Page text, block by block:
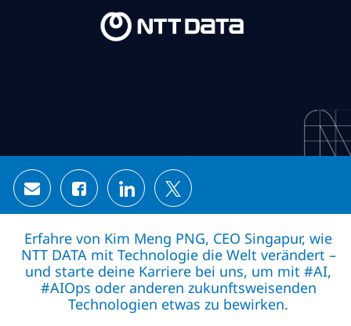
Share via email
Share via Facebook
Share via LinkedIn
Share via twitter
Erfahre von Kim Meng PNG, CEO Singapur, wie
NTT DATA mit Technologie die Welt verändert –
und starte deine Karriere bei uns, um mit #AI,
#AIOps oder anderen zukunftsweisenden
Technologien etwas zu bewirken.